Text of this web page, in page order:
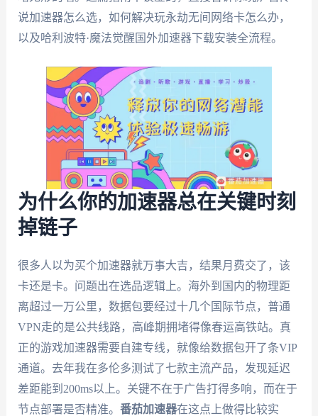
说加速器怎么选，如何解决玩永劫无间网络卡怎么办，
以及哈利波特·魔法觉醒国外加速器下载安装全流程。
为什么你的加速器总在关键时刻
掉链子
很多人以为买个加速器就万事大吉，结果月费交了，该
卡还是卡。问题出在选品逻辑上。海外到国内的物理距
离超过一万公里，数据包要经过十几个国际节点，普通
VPN走的是公共线路，高峰期拥堵得像春运高铁站。真
正的游戏加速器需要自建专线，就像给数据包开了条VIP
通道。去年我在多伦多测试了七款主流产品，发现延迟
差距能到200ms以上。关键不在于广告打得多响，而在于
节点部署是否精准。 番茄加速器在这点上做得比较实